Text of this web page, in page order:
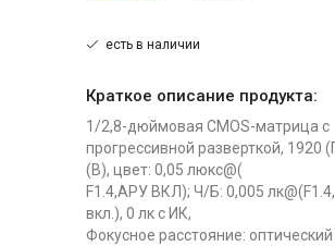
есть в наличии
Краткое описание продукта:
1/2,8-дюймовая CMOS-матрица с
прогрессивной разверткой, 1920
(В), цвет: 0,05 люкс@(
F1.4,АРУ ВКЛ); Ч/Б: 0,005
вкл.), 0 лк с ИК,
Фокусное расстояние: